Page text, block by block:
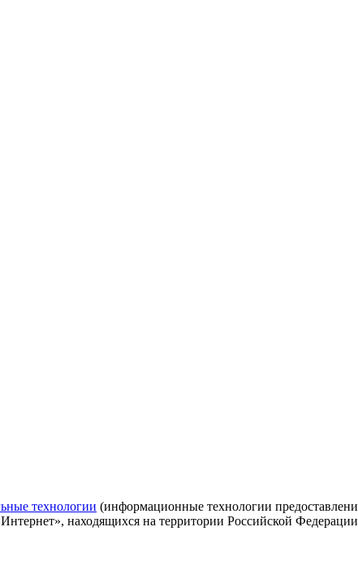
технологии (информационные технологии
находящихся на территории Российской